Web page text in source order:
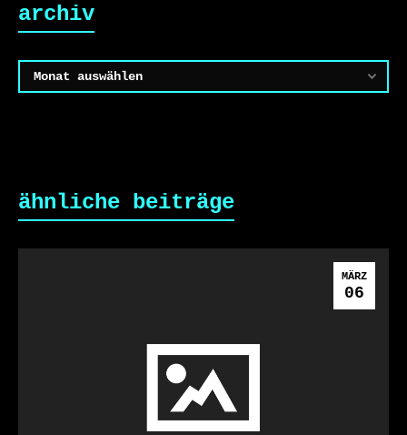
archiv
Archiv
ähnliche beiträge
MÄRZ
06